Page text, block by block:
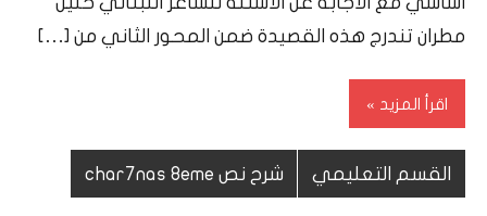
مطران تندرج هذه القصيدة ضمن المحور الثاني من […]
اقرأ المزيد
القسم التعليمي شرح نص char7nas 8eme